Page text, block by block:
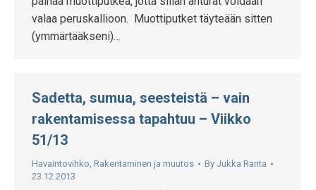
valaa peruskallioon. Muottiputket täyteään sitten
(ymmärtääkseni)…
Sadetta, sumua, seesteistä – vain
rakentamisessa tapahtuu – Viikko
51/13
Havaintovihko, Rakentaminen ja muutos By Jukka Ranta
23.12.2013